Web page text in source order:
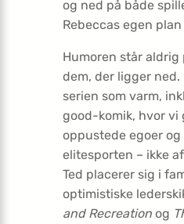
og ned på både
Rebeccas egen plan
Humoren står aldrig
dem, der ligger
serien som varm,
good-komik, hvor vi
oppustede egoer
elitesporten – ikke
Ted placerer sig i
optimistiske
and Recreation og